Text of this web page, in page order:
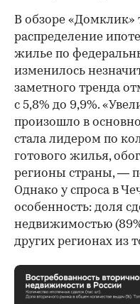
В обзоре «Домклик»
распределение
жилье по
изменилось
заметного тренда
с 5,8% до 9,9%.
произошло в
стала лидером по
готового жилья,
регионы страны, —
Однако у спроса в
особенность: доля
недвижимостью
других регионах из